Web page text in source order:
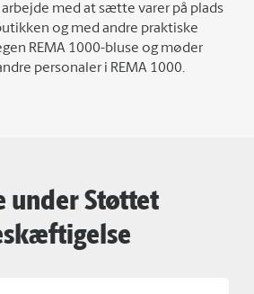
arbejde med at sætte varer på plads
og med andre praktiske
REMA 1000-bluse og møder
personaler i REMA 1000.
under Støttet